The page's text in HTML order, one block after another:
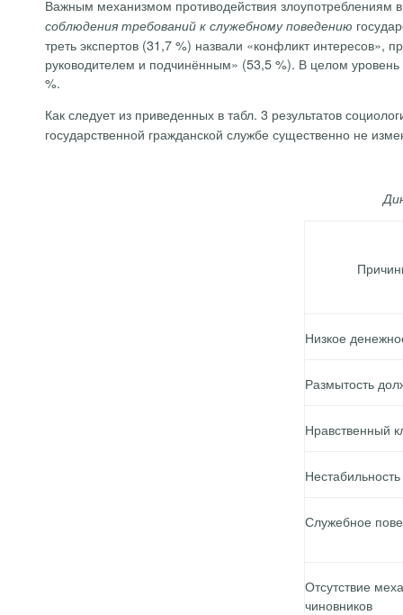
Важным механизмом противодействия злоупотреблениям
соблюдения требований к служебному поведению
треть экспертов (31,7 %) назвали «конфликт
руководителем и подчинённым» (53,5 %). В целом уровень
%.
Как следует из приведенных в табл. 3 результатов
государственной гражданской службе существенно не
Низкое
Размытость
Нравственный
Служебное
Отсутствие
чиновников